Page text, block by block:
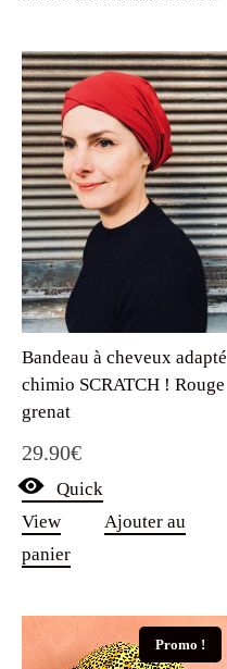
Bandeau à cheveux adapté
chimio SCRATCH ! Rouge
grenat
29.90€
Quick
View
Ajouter au
panier
Promo !